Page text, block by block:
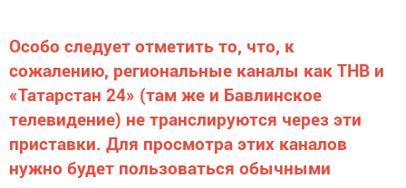
Особо следует отметить то, что, к
сожалению, региональные каналы как ТНВ и
«Татарстан 24» (там же и Бавлинское
телевидение) не транслируются через эти
приставки. Для просмотра этих каналов
нужно будет пользоваться обычными